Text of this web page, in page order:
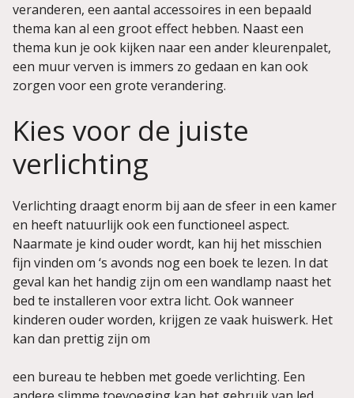
veranderen, een aantal accessoires in een bepaald
thema kan al een groot effect hebben. Naast een
thema kun je ook kijken naar een ander kleurenpalet,
een muur verven is immers zo gedaan en kan ook
zorgen voor een grote verandering.
Kies voor de juiste
verlichting
Verlichting draagt enorm bij aan de sfeer in een kamer
en heeft natuurlijk ook een functioneel aspect.
Naarmate je kind ouder wordt, kan hij het misschien
fijn vinden om ‘s avonds nog een boek te lezen. In dat
geval kan het handig zijn om een wandlamp naast het
bed te installeren voor extra licht. Ook wanneer
kinderen ouder worden, krijgen ze vaak huiswerk. Het
kan dan prettig zijn om
een bureau te hebben met goede verlichting. Een